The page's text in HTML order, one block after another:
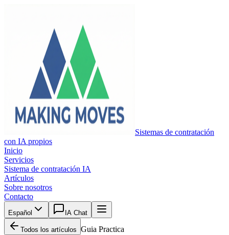
Sistemas de contratación
con IA propios
Inicio
Servicios
Sistema de contratación IA
Artículos
Sobre nosotros
Contacto
Español IA Chat
Todos los artículos Guia Practica